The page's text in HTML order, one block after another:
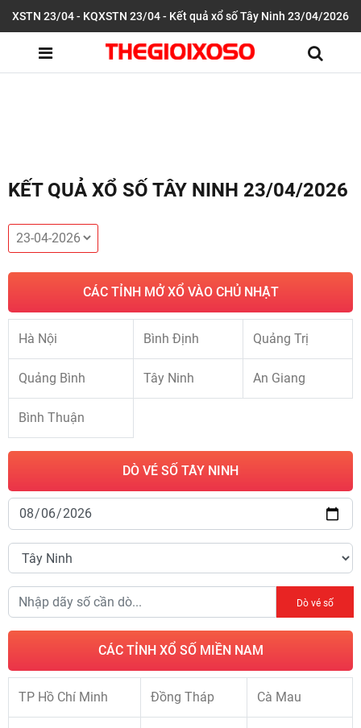
XSTN 23/04 - KQXSTN 23/04 - Kết quả xổ số Tây Ninh 23/04/2026
KẾT QUẢ XỔ SỐ TÂY NINH 23/04/2026
CÁC TỈNH MỞ XỔ VÀO CHỦ NHẬT
Hà Nội Bình Định Quảng Trị
Quảng Bình Tây Ninh An Giang
Bình Thuận
DÒ VÉ SỐ TÂY NINH
Dò vé số
CÁC TỈNH XỔ SỐ MIỀN NAM
TP Hồ Chí Minh Đồng Tháp Cà Mau